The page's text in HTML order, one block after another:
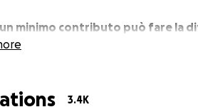
minimo contributo può fare la
3.4K